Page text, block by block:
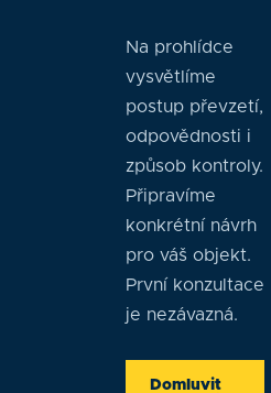
Na prohlídce
vysvětlíme
postup převzetí,
odpovědnosti i
způsob kontroly.
Připravíme
konkrétní návrh
pro váš objekt.
První konzultace
je nezávazná.
Domluvit